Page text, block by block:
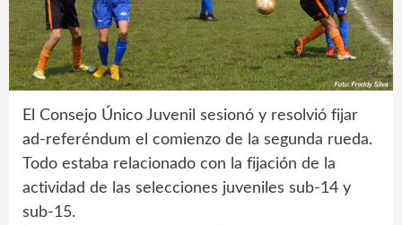
El Consejo Único Juvenil sesionó y resolvió fijar
ad-referéndum el comienzo de la segunda rueda.
Todo estaba relacionado con la fijación de la
actividad de las selecciones juveniles sub-14 y
sub-15.